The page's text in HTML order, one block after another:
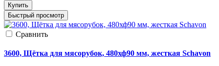
Купить
Быстрый просмотр
Cравнить
3600, Щётка для мясорубок, 480хф90 мм, жесткая Schavon